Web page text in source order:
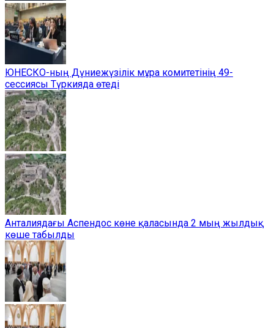
ЮНЕСКО-ның Дүниежүзілік мұра комитетінің 49-
сессиясы Түркияда өтеді
Анталиядағы Аспендос көне қаласында 2 мың жылдық
көше табылды